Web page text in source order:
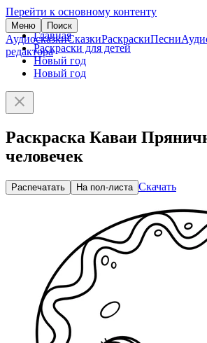
Перейти к основному контенту
Меню Поиск
АудиосказкиСказкиРаскраскиПесни
редактора
Главная
Раскраски для детей
Новый год
Новый год
Раскраска Каваи
человечек
Распечатать На пол-листа Скачать